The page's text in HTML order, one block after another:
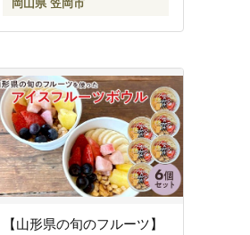
岡山県 笠岡市
【山形県の旬のフルーツ】